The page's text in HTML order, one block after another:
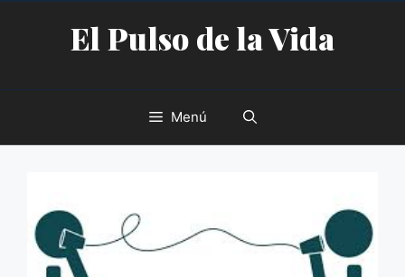
contenidoEl Pulso de la Vida
Menú